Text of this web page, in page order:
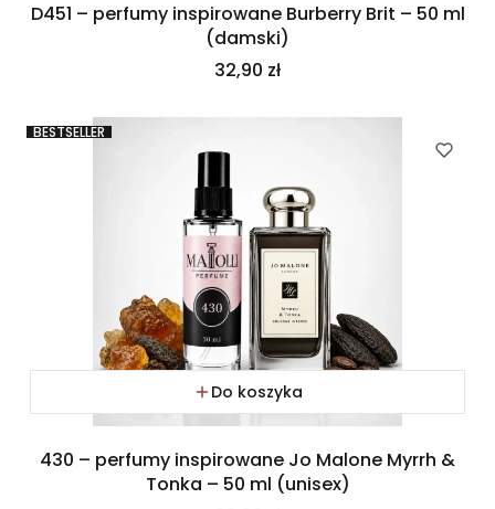
D451 – perfumy inspirowane Burberry Brit – 50 ml
(damski)
Cena
32,90 zł
BESTSELLER
Do koszyka
430 – perfumy inspirowane Jo Malone Myrrh &
Tonka – 50 ml (unisex)